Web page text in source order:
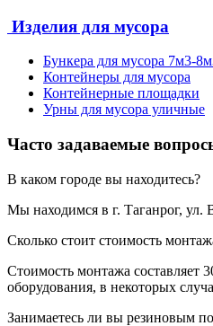
Изделия для мусора
Бункера для мусора 7м3-
Контейнеры для мусора
Контейнерные площадки
Урны для мусора уличные
Часто задаваемые
В каком городе вы находитесь?
Мы находимся в г. Таганрог, ул.
Сколько стоит стоимость
Стоимость монтажа составляет
оборудования, в некоторых
Занимаетесь ли вы резиновым